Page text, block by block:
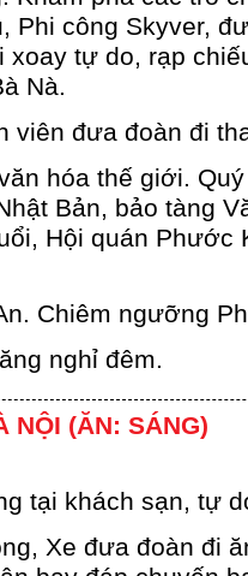
Phi công Skyver,
xoay tự do, rạp
Nà.
viên đưa đoàn đi
hóa thế giới.
Bản, bảo tàng
Hội quán Phước
Chiêm ngưỡng
nghỉ đêm.
NỘI (ĂN: SÁNG)
tại khách sạn, tự
Xe đưa đoàn đi